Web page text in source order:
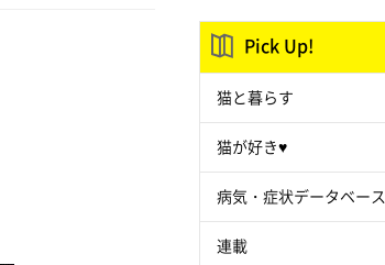
Pick Up!
猫と暮らす
猫が好き♥
病気・症状データベース
連載